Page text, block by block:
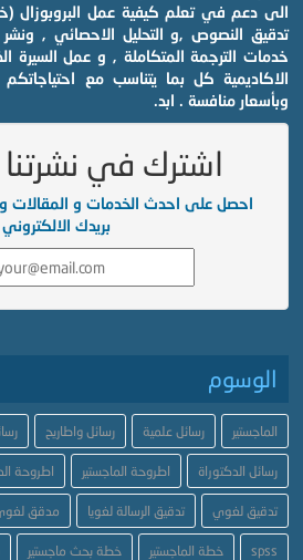
الى دعم في تعلم كيفية عمل البروبوزال
تدقيق النصوص ,و التحليل الاحصائي , ونشر
خدمات الترجمة المتكاملة , و عمل السيرة
الاكاديمية كل بما يتناسب مع
وبأسعار منافسة . ابد.
اشترك في نشرتنا
احصل على احدث الخدمات و المقالات
بريدك الالكتروني
الوسوم
الماجستير رسائل علمية رسائل واطاريح
رسائل الدكتوراة اطروحة الماجستير اطروحة
تدقيق لغوي تدقيق الرسالة لغويا مدقق
spss خطة الماجستير خطة بحث ماجستير